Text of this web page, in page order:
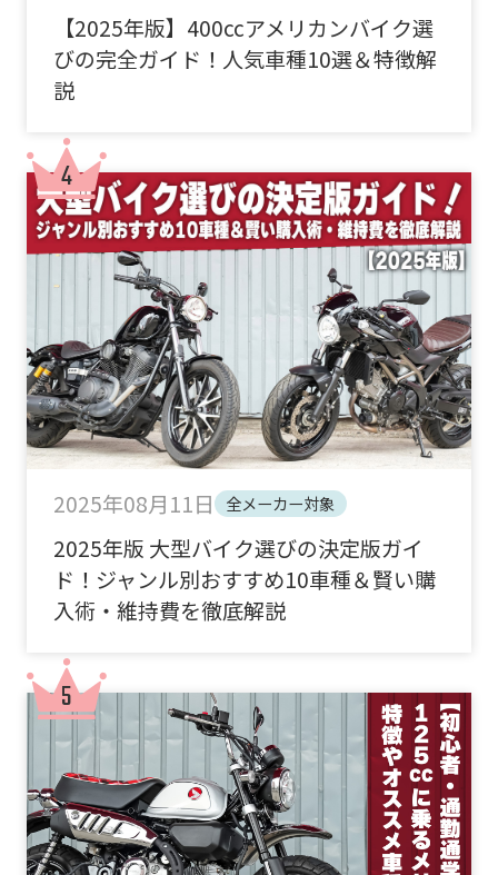
【2025年版】400ccアメリカンバイク選
びの完全ガイド！人気車種10選＆特徴解
説
2025年08月11日 全メーカー対象
2025年版 大型バイク選びの決定版ガイ
ド！ジャンル別おすすめ10車種＆賢い購
入術・維持費を徹底解説